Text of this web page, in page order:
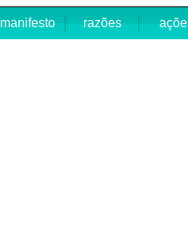
manifesto razões